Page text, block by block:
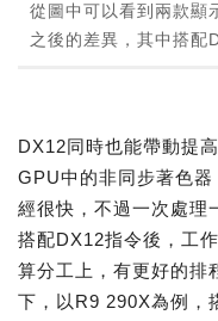
從圖中可以看到兩款
之後的差異，其中搭
DX12同時也能帶動提
GPU中的非同步著色
經很快，不過一次處理
搭配DX12指令後，工
算分工上，有更好的排
下，以R9 290X為例，